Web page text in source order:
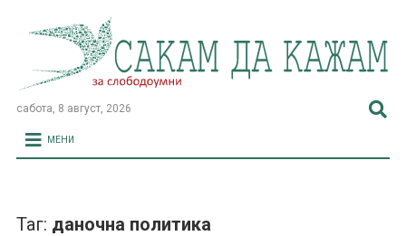
сабота, 8 август, 2026
МЕНИ
Таг: даночна политика